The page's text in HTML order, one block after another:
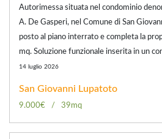
Autorimessa situata nel condominio
A. De Gasperi, nel Comune di San
posto al piano interrato e completa la
mq. Soluzione funzionale inserita in un
14 luglio 2026
San Giovanni Lupatoto
9.000€ 39mq